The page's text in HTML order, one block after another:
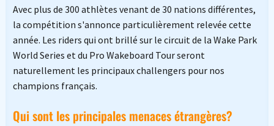
Avec plus de 300 athlètes venant de 30 nations différentes,
la compétition s'annonce particulièrement relevée cette
année. Les riders qui ont brillé sur le circuit de la Wake Park
World Series et du Pro Wakeboard Tour seront
naturellement les principaux challengers pour nos
champions français.
Qui sont les principales menaces étrangères?